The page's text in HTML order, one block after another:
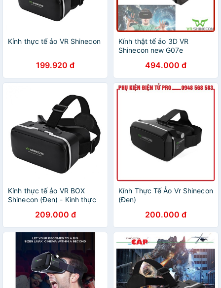
Kính thực tế ảo VR Shinecon
199.920 đ
Kính thật tế ảo 3D VR
Shinecon new G07e
494.000 đ
Kính thực tế ảo VR BOX
Shinecon (Đen) - Kính thực
209.000 đ
Kính Thực Tế Ảo Vr Shinecon
(Đen)
200.000 đ